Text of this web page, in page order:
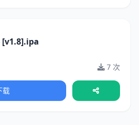
[v1.8].ipa
7 次
载